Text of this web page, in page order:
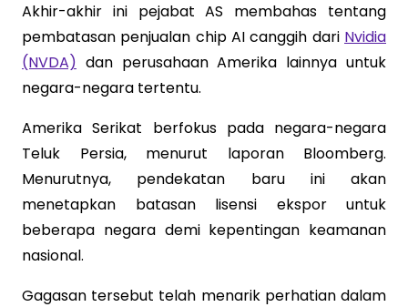
Akhir-akhir ini pejabat AS membahas tentang
pembatasan penjualan chip AI canggih dari Nvidia
(NVDA) dan perusahaan Amerika lainnya untuk
negara-negara tertentu.
Amerika Serikat berfokus pada negara-negara
Teluk Persia, menurut laporan Bloomberg.
Menurutnya, pendekatan baru ini akan
menetapkan batasan lisensi ekspor untuk
beberapa negara demi kepentingan keamanan
nasional.
Gagasan tersebut telah menarik perhatian dalam